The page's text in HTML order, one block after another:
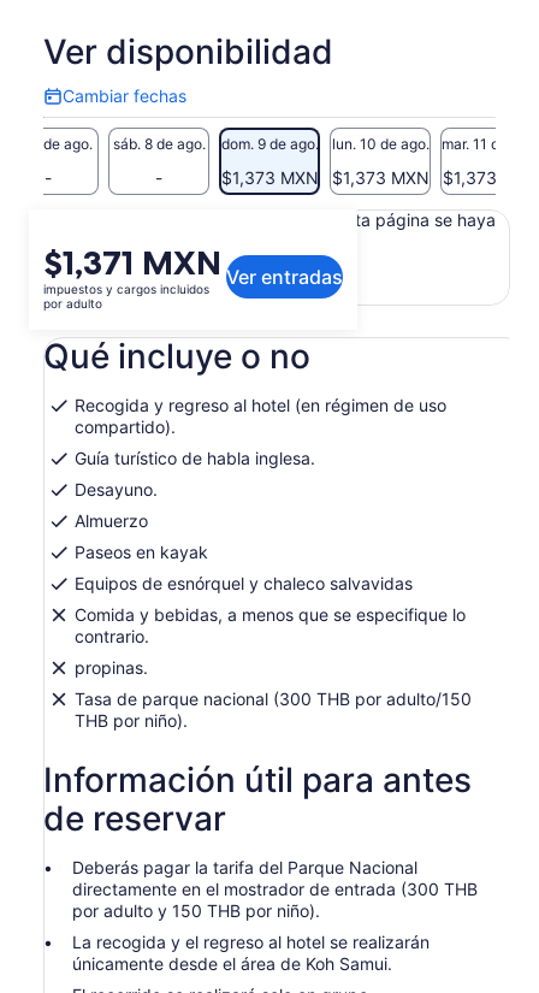
Ver disponibilidad
Cambiar fechas
Cambiar
fechas
vie. 7 de ago.
-
sáb. 8 de ago.
-
dom. 9 de ago.
$1,373 MXN
lun. 10 de ago.
$1,373 MXN
mar. 11 de ago.
$1,373 MXN
El
precio
es
$1,371 MXN.
por
adulto
$1,371 MXN
impuestos y cargos incluidos
por adulto
Ver entradas
Es posible que el contenido de esta página se haya
Ver texto original (en inglés)
Opinar sobre esta traducciónSe
en
pestaña
Qué incluye o no
Recogida y regreso al hotel (en régimen de uso
compartido).
Guía turístico de habla inglesa.
Desayuno.
Almuerzo
Paseos en kayak
Equipos de esnórquel y chaleco salvavidas
Comida y bebidas, a menos que se especifique lo
contrario.
propinas.
Tasa de parque nacional (300 THB por adulto/150
THB por niño).
Información útil para antes
de reservar
Deberás pagar la tarifa del Parque Nacional
directamente en el mostrador de entrada (300 THB
por adulto y 150 THB por niño).
La recogida y el regreso al hotel se realizarán
únicamente desde el área de Koh Samui.